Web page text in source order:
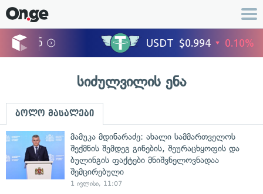
სიძულვილის ენა
ბოლო მასალები
მამუკა მდინარაძე: ახალი სამმართველოს
შექმნის შემდეგ გინების, შეურაცხყოფის და
ბულინგის ფაქტები მნიშვნელოვნადაა
შემცირებული
1 ივლისი, 11:07